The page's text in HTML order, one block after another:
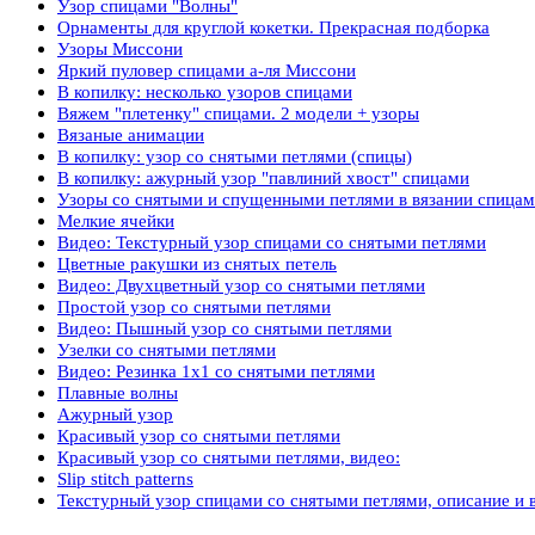
Узор спицами "Волны"
Орнаменты для круглой кокетки. Прекрасная подборка
Узоры Миссони
Яркий пуловер спицами а-ля Миссони
В копилку: несколько узоров спицами
Вяжем "плетенку" спицами. 2 модели + узоры
Вязаные анимации
В копилку: узор со снятыми петлями (спицы)
В копилку: ажурный узор "павлиний хвост" спицами
Узоры со снятыми и спущенными петлями в вязании
Мелкие ячейки
Видео: Текстурный узор спицами со снятыми петлями
Цветные ракушки из снятых петель
Видео: Двухцветный узор со снятыми петлями
Простой узор со снятыми петлями
Видео: Пышный узор со снятыми петлями
Узелки со снятыми петлями
Видео: Резинка 1х1 со снятыми петлями
Плавные волны
Ажурный узор
Красивый узор со снятыми петлями
Красивый узор со снятыми петлями, видео:
Slip stitch patterns
Текстурный узор спицами со снятыми петлями, описание и